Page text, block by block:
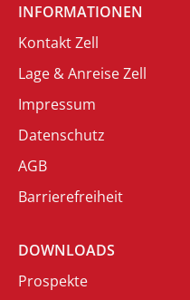
INFORMATIONEN
Kontakt Zell
Lage & Anreise Zell
Impressum
Datenschutz
AGB
Barrierefreiheit
DOWNLOADS
Prospekte